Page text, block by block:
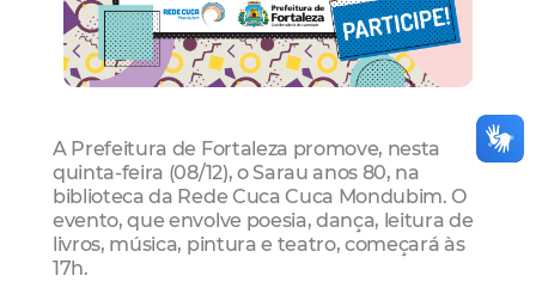
A Prefeitura de Fortaleza promove, nesta
quinta-feira (08/12), o Sarau anos 80, na
biblioteca da Rede Cuca Cuca Mondubim. O
evento, que envolve poesia, dança, leitura de
livros, música, pintura e teatro, começará às
17h.